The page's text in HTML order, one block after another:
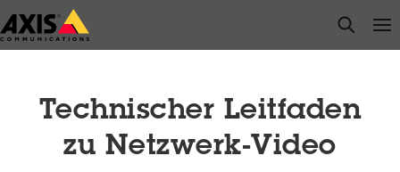
Zum
Hauptinhalt
open
Technischer Leitfaden
zu Netzwerk-Video